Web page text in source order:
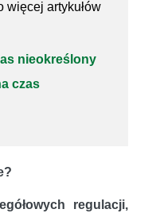
więcej artykułów
nieokreślony
czas
regulacji,